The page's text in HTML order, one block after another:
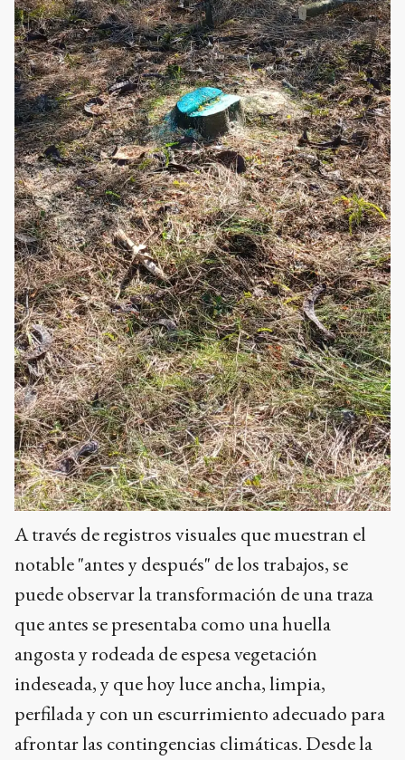
A través de registros visuales que muestran el
notable "antes y después" de los trabajos, se
puede observar la transformación de una traza
que antes se presentaba como una huella
angosta y rodeada de espesa vegetación
indeseada, y que hoy luce ancha, limpia,
perfilada y con un escurrimiento adecuado para
afrontar las contingencias climáticas. Desde la